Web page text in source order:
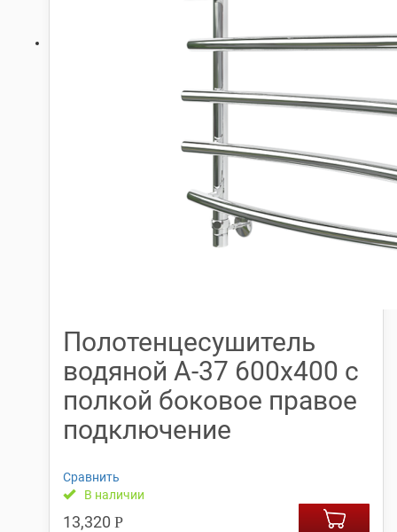
Полотенцесушитель
водяной А-37 600х400 с
полкой боковое правое
подключение
Сравнить
В наличии
13,320 Р